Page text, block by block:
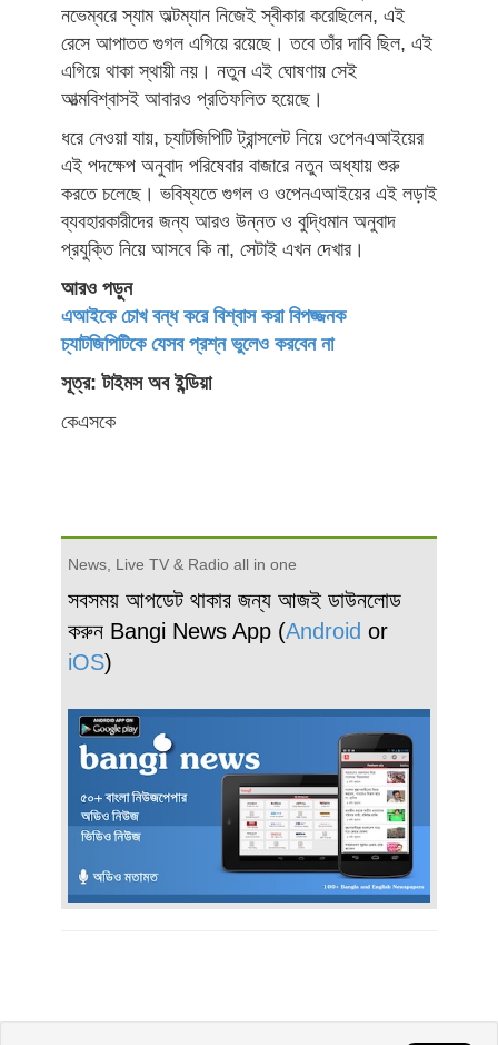
নভেম্বরে স্যাম অল্টম্যান নিজেই স্বীকার করেছিলেন, এই
রেসে আপাতত গুগল এগিয়ে রয়েছে। তবে তাঁর দাবি ছিল, এই
এগিয়ে থাকা স্থায়ী নয়। নতুন এই ঘোষণায় সেই
আত্মবিশ্বাসই আবারও প্রতিফলিত হয়েছে।
ধরে নেওয়া যায়, চ্যাটজিপিটি ট্রান্সলেট নিয়ে ওপেনএআইয়ের
এই পদক্ষেপ অনুবাদ পরিষেবার বাজারে নতুন অধ্যায় শুরু
করতে চলেছে। ভবিষ্যতে গুগল ও ওপেনএআইয়ের এই লড়াই
ব্যবহারকারীদের জন্য আরও উন্নত ও বুদ্ধিমান অনুবাদ
প্রযুক্তি নিয়ে আসবে কি না, সেটাই এখন দেখার।
আরও পড়ুন
এআইকে চোখ বন্ধ করে বিশ্বাস করা বিপজ্জনক
চ্যাটজিপিটিকে যেসব প্রশ্ন ভুলেও করবেন না
সূত্র: টাইমস অব ইন্ডিয়া
কেএসকে
News, Live TV & Radio all in one
সবসময় আপডেট থাকার জন্য আজই ডাউনলোড
করুন Bangi News App (Android or
iOS)